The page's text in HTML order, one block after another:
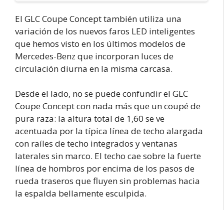
El GLC Coupe Concept también utiliza una
variación de los nuevos faros LED inteligentes
que hemos visto en los últimos modelos de
Mercedes-Benz que incorporan luces de
circulación diurna en la misma carcasa.
Desde el lado, no se puede confundir el GLC
Coupe Concept con nada más que un coupé de
pura raza: la altura total de 1,60 se ve
acentuada por la típica línea de techo alargada
con raíles de techo integrados y ventanas
laterales sin marco. El techo cae sobre la fuerte
línea de hombros por encima de los pasos de
rueda traseros que fluyen sin problemas hacia
la espalda bellamente esculpida.